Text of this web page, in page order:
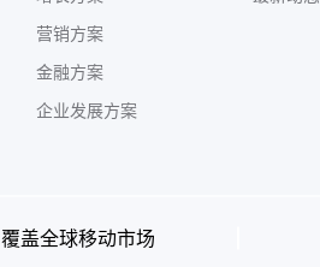
营销方案
金融方案
企业发展方案
覆盖全球移动市场